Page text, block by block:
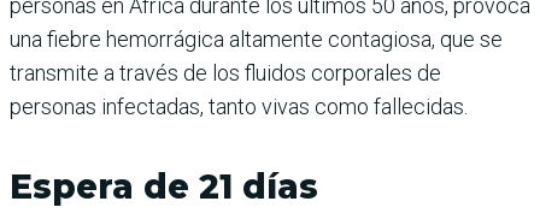
personas en África durante los últimos 50 años, provoca
una fiebre hemorrágica altamente contagiosa, que se
transmite a través de los fluidos corporales de
personas infectadas, tanto vivas como fallecidas.
Espera de 21 días